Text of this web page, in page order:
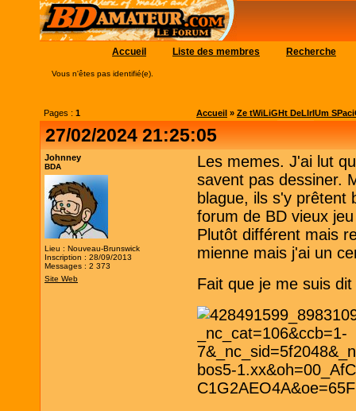
Accueil Liste des membres Recherche
Vous n'êtes pas identifié(e).
Pages : 1 Accueil » Ze tWiLiGHt DeLIrIUm
27/02/2024 21:25:05
Johnney
BDA
Lieu : Nouveau-Brunswick
Inscription : 28/09/2013
Messages : 2 373
Site Web
Les memes. J'ai lut
savent pas dessiner.
blague, ils s'y prêtent
forum de BD vieux
Plutôt différent mais
mienne mais j'ai un
Fait que je me suis